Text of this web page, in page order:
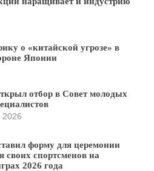
о «китайской угрозе» в
Японии
отбор в Совет молодых
2026
форму для церемонии
своих спортсменов на
2026 года